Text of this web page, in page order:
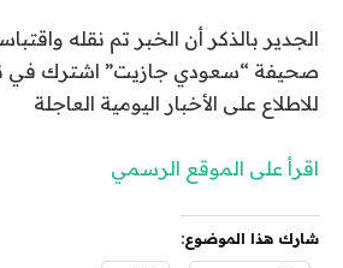
الجدير بالذكر أن الخبر تم نقله
صحيفة “سعودي جازيت” اشترك في
للاطلاع على الأخبار اليومية العاجلة
اقرأ على الموقع الرسمي
شارك هذا الموضوع: